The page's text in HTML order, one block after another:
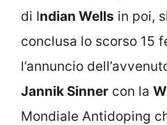
di Indian Wells in poi,
conclusa lo scorso 15
l’annuncio
Jannik Sinner con la
Mondiale Antidoping